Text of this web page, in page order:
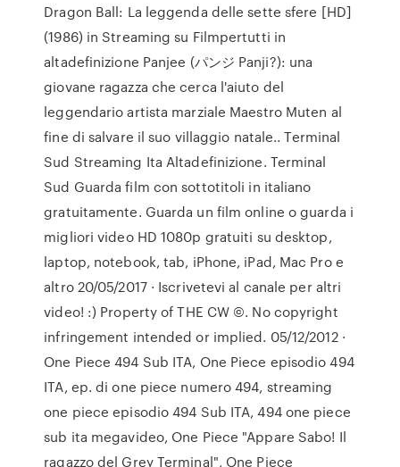
Dragon Ball: La leggenda delle sette sfere [HD]
(1986) in Streaming su Filmpertutti in
altadefinizione Panjee (パンジ Panji?): una
giovane ragazza che cerca l'aiuto del
leggendario artista marziale Maestro Muten al
fine di salvare il suo villaggio natale.. Terminal
Sud Streaming Ita Altadefinizione. Terminal
Sud Guarda film con sottotitoli in italiano
gratuitamente. Guarda un film online o guarda i
migliori video HD 1080p gratuiti su desktop,
laptop, notebook, tab, iPhone, iPad, Mac Pro e
altro 20/05/2017 · Iscrivetevi al canale per altri
video! :) Property of THE CW ©. No copyright
infringement intended or implied. 05/12/2012 ·
One Piece 494 Sub ITA, One Piece episodio 494
ITA, ep. di one piece numero 494, streaming
one piece episodio 494 Sub ITA, 494 one piece
sub ita megavideo, One Piece "Appare Sabo! Il
ragazzo del Grey Terminal", One Piece